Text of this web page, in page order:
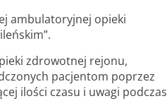
ambulatoryjnej opieki
zdrowotnej rejonu,
pacjentom poprzez
ilości czasu i uwagi podczas